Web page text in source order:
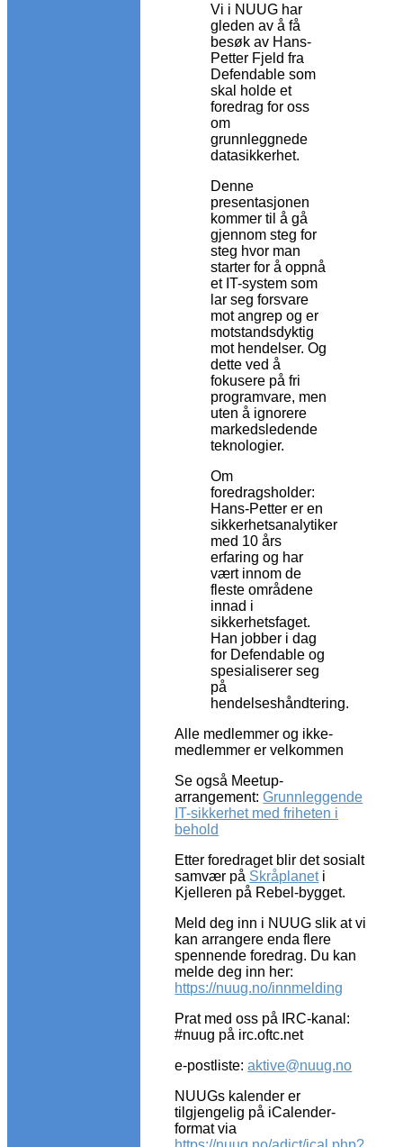
Vi i NUUG har
gleden av å få
besøk av Hans-
Petter Fjeld fra
Defendable som
skal holde et
foredrag for oss
om
grunnleggnede
datasikkerhet.
Denne
presentasjonen
kommer til å gå
gjennom steg for
steg hvor man
starter for å oppnå
et IT-system som
lar seg forsvare
mot angrep og er
motstandsdyktig
mot hendelser. Og
dette ved å
fokusere på fri
programvare, men
uten å ignorere
markedsledende
teknologier.
Om
foredragsholder:
Hans-Petter er en
sikkerhetsanalytiker
med 10 års
erfaring og har
vært innom de
fleste områdene
innad i
sikkerhetsfaget.
Han jobber i dag
for Defendable og
spesialiserer seg
på
hendelseshåndtering.
Alle medlemmer og ikke-
medlemmer er velkommen
Se også Meetup-
arrangement:Grunnleggende
IT-sikkerhet med friheten i
behold
Etter foredraget blir det sosialt
samvær på Skråplaneti
Kjelleren på Rebel-bygget.
Meld deg inn i NUUG slik at vi
kan arrangere enda flere
spennende foredrag. Du kan
melde deg inn her:
https://nuug.no/innmelding
Prat med oss på IRC-kanal:
#nuug på irc.oftc.net
e-postliste:aktive@nuug.no
NUUGs kalender er
tilgjengelig på iCalender-
format via